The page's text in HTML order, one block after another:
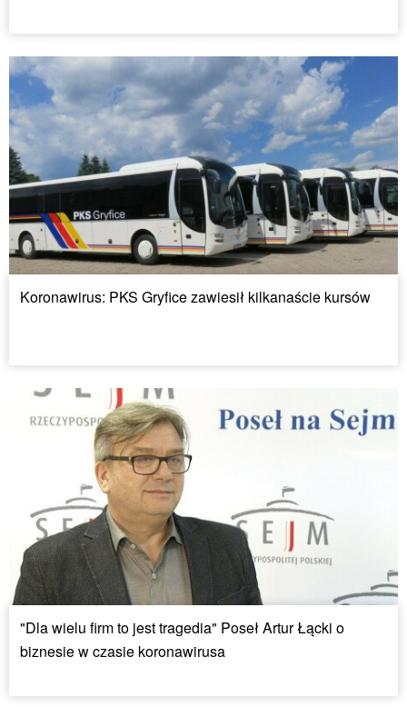
Koronawirus: PKS Gryfice zawiesił kilkanaście kursów
"Dla wielu firm to jest tragedia" Poseł Artur Łącki o
biznesie w czasie koronawirusa